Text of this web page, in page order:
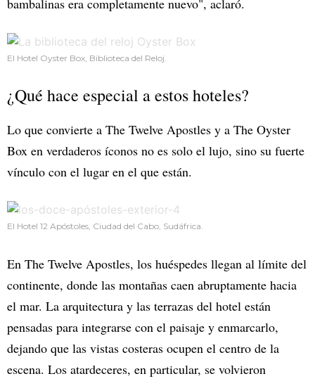
bambalinas era completamente nuevo", aclaró.
El Hotel Oyster Box, Biblioteca del Reloj.
¿Qué hace especial a estos hoteles?
Lo que convierte a The Twelve Apostles y a The Oyster
Box en verdaderos íconos no es solo el lujo, sino su fuerte
vínculo con el lugar en el que están.
El Hotel 12 Apóstoles, Ciudad del Cabo, Sudáfrica.
En The Twelve Apostles, los huéspedes llegan al límite del
continente, donde las montañas caen abruptamente hacia
el mar. La arquitectura y las terrazas del hotel están
pensadas para integrarse con el paisaje y enmarcarlo,
dejando que las vistas costeras ocupen el centro de la
escena. Los atardeceres, en particular, se volvieron